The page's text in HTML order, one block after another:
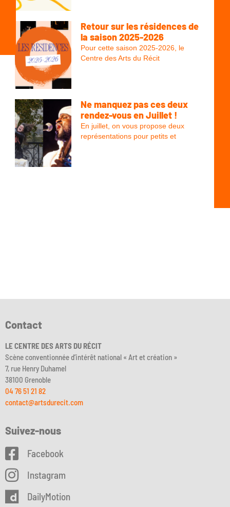
Retour sur les résidences de
la saison 2025-2026
Pour cette saison 2025-2026, le
Centre des Arts du Récit
Ne manquez pas ces deux
rendez-vous en Juillet !
En juillet, on vous propose deux
représentations pour petits et
Contact
LE CENTRE DES ARTS DU RÉCIT
Scène conventionnée d’intérêt national « Art et création »
7, rue Henry Duhamel
38100 Grenoble
04 76 51 21 82
contact@artsdurecit.com
Suivez-nous
Facebook
Instagram
DailyMotion